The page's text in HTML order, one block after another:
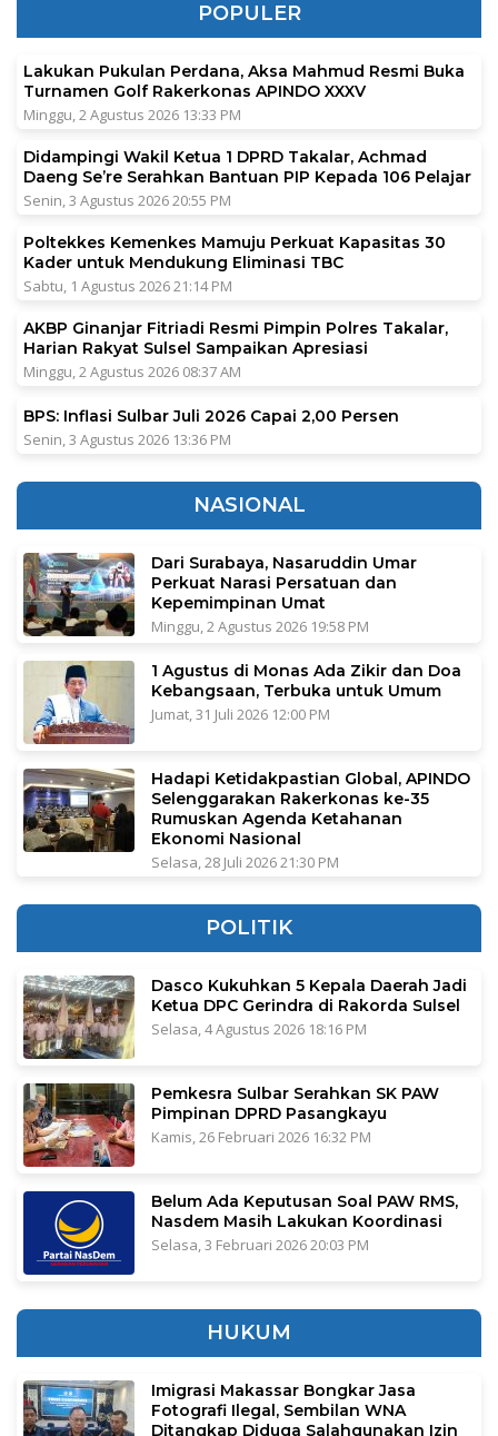
POPULER
Lakukan Pukulan Perdana, Aksa Mahmud Resmi Buka
Turnamen Golf Rakerkonas APINDO XXXV
Minggu, 2 Agustus 2026 13:33 PM
Didampingi Wakil Ketua 1 DPRD Takalar, Achmad
Daeng Se’re Serahkan Bantuan PIP Kepada 106 Pelajar
Senin, 3 Agustus 2026 20:55 PM
Poltekkes Kemenkes Mamuju Perkuat Kapasitas 30
Kader untuk Mendukung Eliminasi TBC
Sabtu, 1 Agustus 2026 21:14 PM
AKBP Ginanjar Fitriadi Resmi Pimpin Polres Takalar,
Harian Rakyat Sulsel Sampaikan Apresiasi
Minggu, 2 Agustus 2026 08:37 AM
BPS: Inflasi Sulbar Juli 2026 Capai 2,00 Persen
Senin, 3 Agustus 2026 13:36 PM
NASIONAL
Dari Surabaya, Nasaruddin Umar
Perkuat Narasi Persatuan dan
Kepemimpinan Umat
Minggu, 2 Agustus 2026 19:58 PM
1 Agustus di Monas Ada Zikir dan Doa
Kebangsaan, Terbuka untuk Umum
Jumat, 31 Juli 2026 12:00 PM
Hadapi Ketidakpastian Global, APINDO
Selenggarakan Rakerkonas ke-35
Rumuskan Agenda Ketahanan
Ekonomi Nasional
Selasa, 28 Juli 2026 21:30 PM
POLITIK
Dasco Kukuhkan 5 Kepala Daerah Jadi
Ketua DPC Gerindra di Rakorda Sulsel
Selasa, 4 Agustus 2026 18:16 PM
Pemkesra Sulbar Serahkan SK PAW
Pimpinan DPRD Pasangkayu
Kamis, 26 Februari 2026 16:32 PM
Belum Ada Keputusan Soal PAW RMS,
Nasdem Masih Lakukan Koordinasi
Selasa, 3 Februari 2026 20:03 PM
HUKUM
Imigrasi Makassar Bongkar Jasa
Fotografi Ilegal, Sembilan WNA
Ditangkap Diduga Salahgunakan Izin